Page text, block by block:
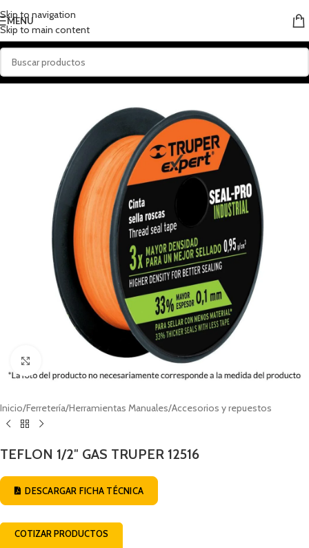
Skip to navigation
Skip to main content
MENU
Inicio/Ferretería/Herramientas Manuales/Accesorios y repuestos
TEFLON 1/2″ GAS TRUPER 12516
DESCARGAR FICHA TÉCNICA
COTIZAR PRODUCTOS